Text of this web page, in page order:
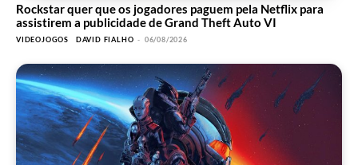
Rockstar quer que os jogadores paguem pela Netflix para
assistirem a publicidade de Grand Theft Auto VI
VIDEOJOGOS DAVID FIALHO - 06/08/2026